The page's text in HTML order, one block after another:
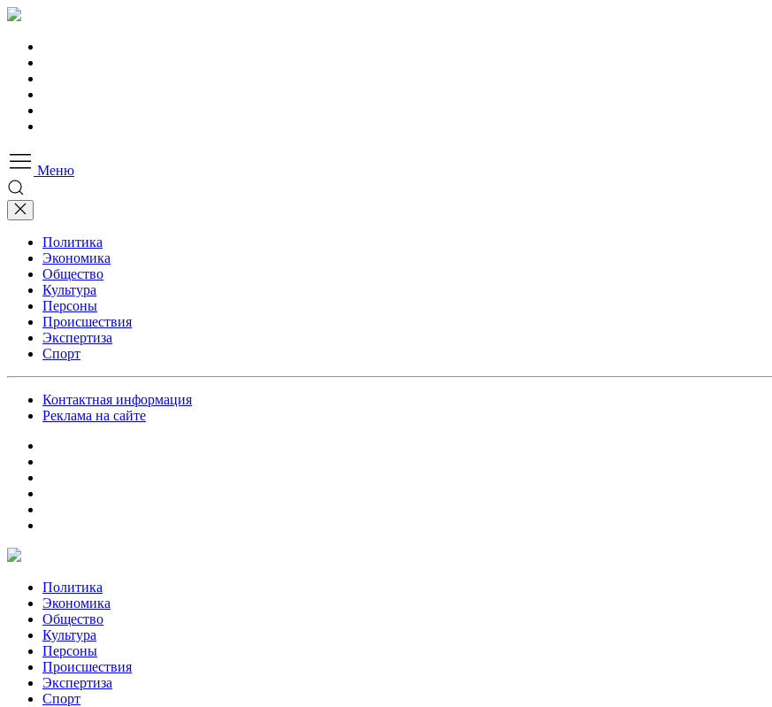
Меню
Политика
Экономика
Общество
Культура
Персоны
Происшествия
Экспертиза
Спорт
Контактная информация
Реклама на сайте
Политика
Экономика
Общество
Культура
Персоны
Происшествия
Экспертиза
Спорт